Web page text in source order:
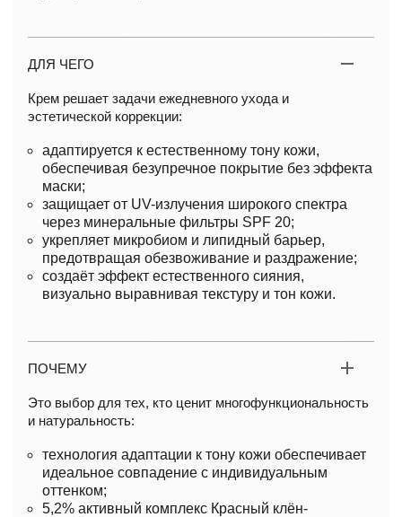
ДЛЯ ЧЕГО
Крем решает задачи ежедневного ухода и
эстетической коррекции:
адаптируется к естественному тону кожи,
обеспечивая безупречное покрытие без эффекта
маски;
защищает от UV-излучения широкого спектра
через минеральные фильтры SPF 20;
укрепляет микробиом и липидный барьер,
предотвращая обезвоживание и раздражение;
создаёт эффект естественного сияния,
визуально выравнивая текстуру и тон кожи.
ПОЧЕМУ
Это выбор для тех, кто ценит многофункциональность
и натуральность:
технология адаптации к тону кожи обеспечивает
идеальное совпадение с индивидуальным
оттенком;
5,2% активный комплекс Красный клён-